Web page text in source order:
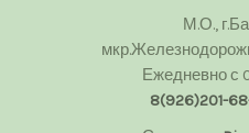
М.О.,
Ежедневно с
8(926)201-